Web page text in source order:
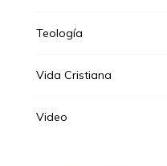
Teología
Vida Cristiana
Video